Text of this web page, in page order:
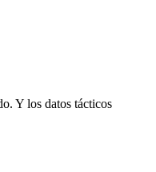
Y los datos tácticos